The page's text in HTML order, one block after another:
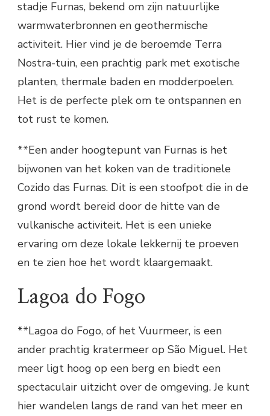
stadje Furnas, bekend om zijn natuurlijke
warmwaterbronnen en geothermische
activiteit. Hier vind je de beroemde Terra
Nostra-tuin, een prachtig park met exotische
planten, thermale baden en modderpoelen.
Het is de perfecte plek om te ontspannen en
tot rust te komen.
**Een ander hoogtepunt van Furnas is het
bijwonen van het koken van de traditionele
Cozido das Furnas. Dit is een stoofpot die in de
grond wordt bereid door de hitte van de
vulkanische activiteit. Het is een unieke
ervaring om deze lokale lekkernij te proeven
en te zien hoe het wordt klaargemaakt.
Lagoa do Fogo
**Lagoa do Fogo, of het Vuurmeer, is een
ander prachtig kratermeer op São Miguel. Het
meer ligt hoog op een berg en biedt een
spectaculair uitzicht over de omgeving. Je kunt
hier wandelen langs de rand van het meer en